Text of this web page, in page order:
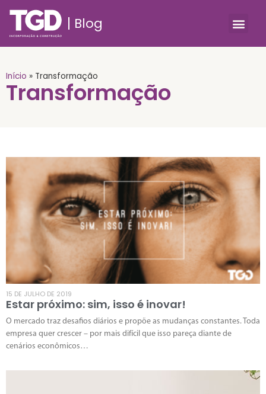
Blog
Início » Transformação
Transformação
15 DE JULHO DE 2019
Estar próximo: sim, isso é inovar!
O mercado traz desafios diários e propõe as mudanças constantes. Toda
empresa quer crescer – por mais difícil que isso pareça diante de
cenários econômicos…